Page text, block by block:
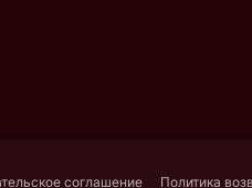
соглашение Политика